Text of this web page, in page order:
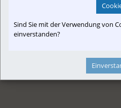
Sind Sie mit der Verwendung von
einverstanden?